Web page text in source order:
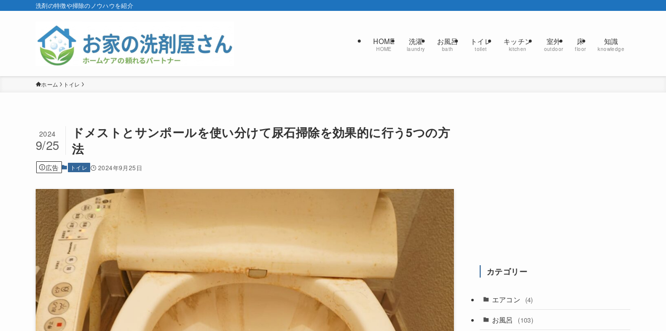
洗剤の特徴や掃除のノウハウを紹介
HOME
HOME
洗濯
laundry
お風呂
bath
トイレ
toilet
キッチン
kitchen
室外
outdoor
床
floor
知識
knowledge
ホーム トイレ
ドメストとサンポールを使い分けて尿石掃除を効果的に行う5つの方
法
2024
9/25
広告 トイレ 2024年9月25日
カテゴリー
エアコン (4)
お風呂 (103)